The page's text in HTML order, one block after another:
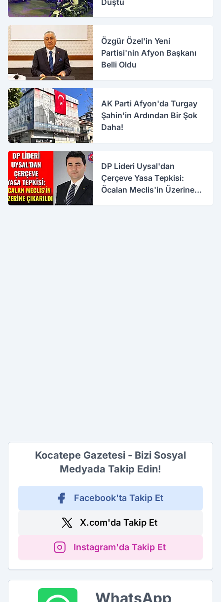
Özgür Özel'in Yeni
Partisi'nin Afyon Başkanı
Belli Oldu
AK Parti Afyon'da Turgay
Şahin'in Ardından Bir Şok
Daha!
DP Lideri Uysal'dan
Çerçeve Yasa Tepkisi:
Öcalan Meclis'in Üzerine
Kocatepe Gazetesi - Bizi Sosyal
Medyada Takip Edin!
Facebook'ta Takip Et
X.com'da Takip Et
Instagram'da Takip Et
WhatsApp